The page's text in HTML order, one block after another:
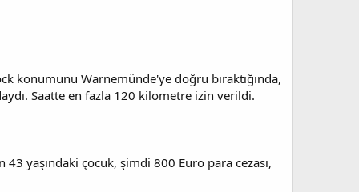
konumunu Warnemünde'ye doğru bıraktığında,
Saatte en fazla 120 kilometre izin verildi.
yaşındaki çocuk, şimdi 800 Euro para cezası,